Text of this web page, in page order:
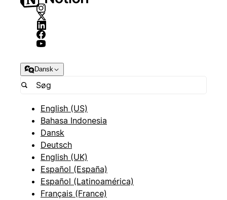
Dansk
English (US)
Bahasa Indonesia
Dansk
Deutsch
English (UK)
Español (España)
Español (Latinoamérica)
Français (France)